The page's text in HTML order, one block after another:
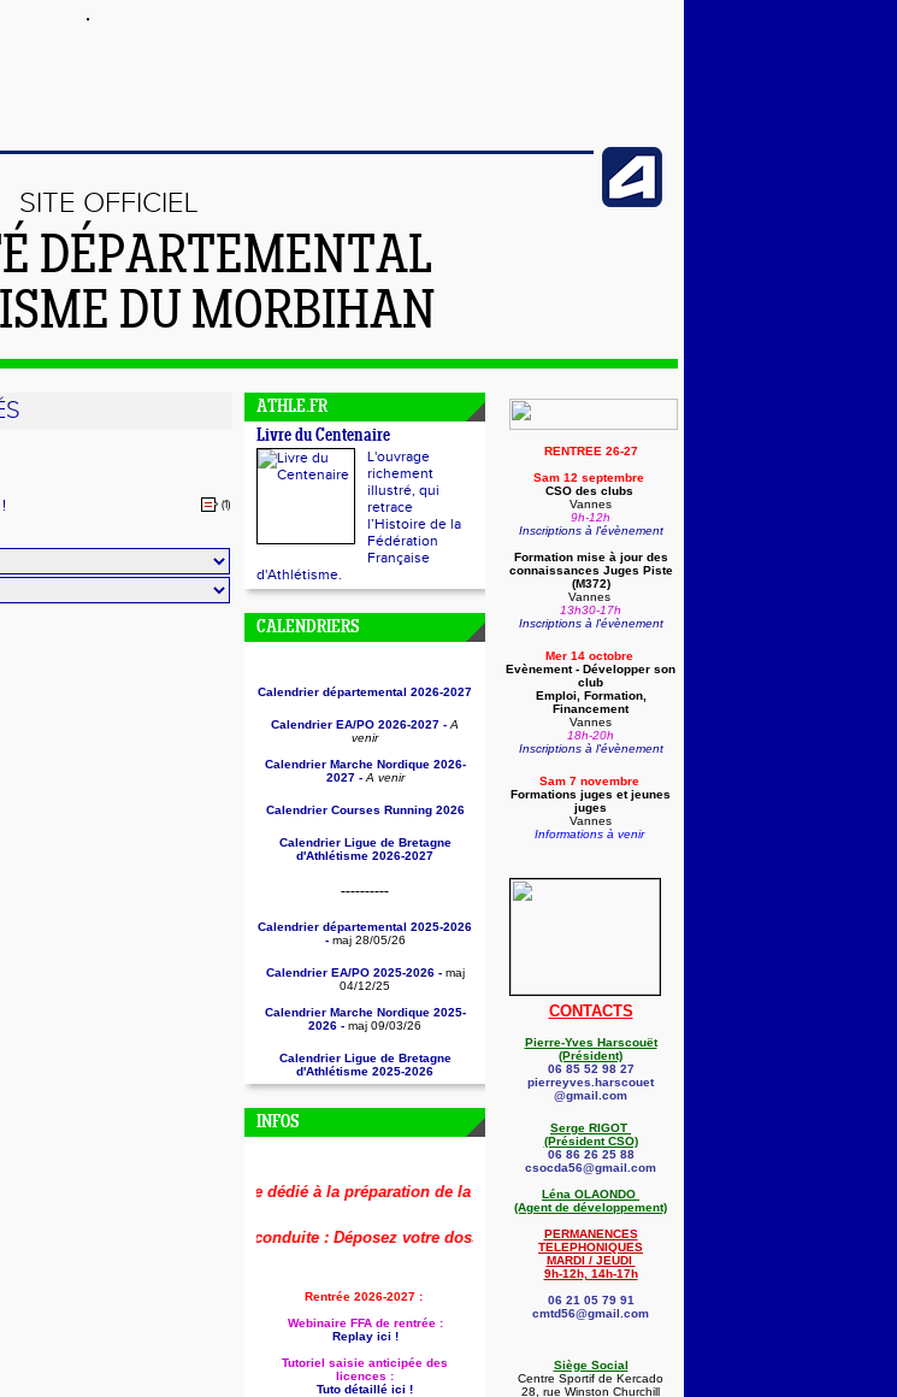
SITE OFFICIEL
DÉPARTEMENTAL
DU MORBIHAN
(1)
ATHLE.FR
Livre du Centenaire
L'ouvrage
richement
illustré, qui
retrace
l’Histoire de la
Fédération
Française
d'Athlétisme.
CALENDRIERS
Calendrier départemental 2026-2027
Calendrier EA/PO 2026-2027 - A
venir
Calendrier Marche Nordique 2026-
2027 - A venir
Calendrier Courses Running 2026
Calendrier Ligue de Bretagne
d'Athlétisme 2026-2027
----------
Calendrier départemental 2025-2026
- maj 28/05/26
Calendrier EA/PO 2025-2026 - maj
04/12/25
Calendrier Marche Nordique 2025-
2026 - maj 09/03/26
Calendrier Ligue de Bretagne
d'Athlétisme 2025-2026
INFOS
Le replay du webinaire dédié à la préparation de la rentrée 2026-2027 (dont la saisie anticipée des licences) est
Aide à la formation reconduite : Déposez votre dossier dès maintenant !🚨👇
Rentrée 2026-2027 :
Webinaire FFA de rentrée :
Replay ici !
Tutoriel saisie anticipée des
licences :
Tuto détaillé ici !
RENTREE 26-27
Sam 12 septembre
CSO des clubs
Vannes
9h-12h
Inscriptions à l'évènement
Formation mise à jour des
connaissances Juges Piste
(M372)
Vannes
13h30-17h
Inscriptions à l'évènement
Mer 14 octobre
Evènement - Développer son
club
Emploi, Formation,
Financement
Vannes
18h-20h
Inscriptions à l'évènement
Sam 7 novembre
Formations juges et jeunes
juges
Vannes
Informations à venir
CONTACTS
Pierre-Yves Harscouët
(Président)
06 85 52 98 27
pierreyves.harscouet
@gmail.com
Serge RIGOT
(Président CSO)
06 86 26 25 88
csocda56@gmail.com
Léna OLAONDO
(Agent de développement)
PERMANENCES
TELEPHONIQUES
MARDI / JEUDI
9h-12h, 14h-17h
06 21 05 79 91
cmtd56@gmail.com
Siège Social
Centre Sportif de Kercado
28, rue Winston Churchill